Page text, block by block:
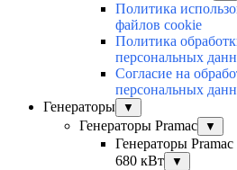
Политика
файлов cookie
Политика
персональных
Согласие на
персональных
Генераторы
▼
Генераторы Pramac ▼
Генераторы
680 кВт
▼